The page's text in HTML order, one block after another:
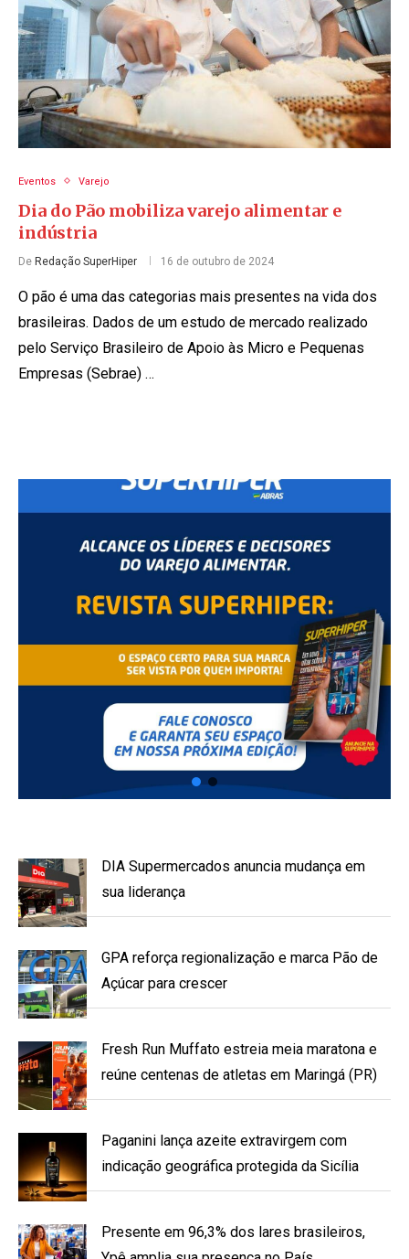
Eventos Varejo
Dia do Pão mobiliza varejo alimentar e
indústria
De Redação SuperHiper 16 de outubro de 2024
O pão é uma das categorias mais presentes na vida dos
brasileiras. Dados de um estudo de mercado realizado
pelo Serviço Brasileiro de Apoio às Micro e Pequenas
Empresas (Sebrae) …
DIA Supermercados anuncia mudança em
sua liderança
GPA reforça regionalização e marca Pão de
Açúcar para crescer
Fresh Run Muffato estreia meia maratona e
reúne centenas de atletas em Maringá (PR)
Paganini lança azeite extravirgem com
indicação geográfica protegida da Sicília
Presente em 96,3% dos lares brasileiros,